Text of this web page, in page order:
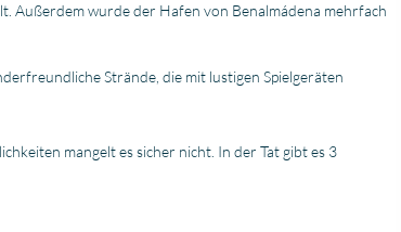
Außerdem wurde der Hafen von Benalmádena mehrfach
Strände, die mit lustigen Spielgeräten
mangelt es sicher nicht. In der Tat gibt es 3